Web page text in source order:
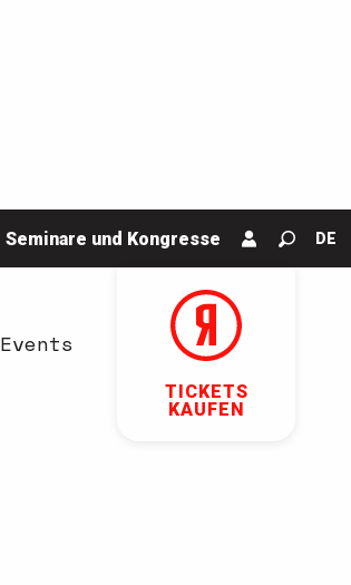
Seminare und Kongresse
Suche
DE
TICKETS
KAUFEN
Events